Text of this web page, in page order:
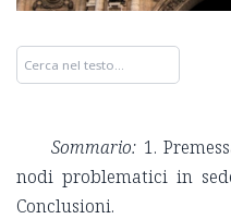
Sommario: 1.
nodi problematici in
Conclusioni.